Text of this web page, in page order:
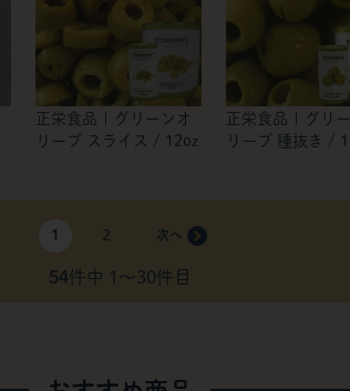
正栄食品 | グリーンオ
リーブ スライス / 12oz
正栄食品 | グリ
リーブ 種抜き /
54件中 1〜30件目
1 2